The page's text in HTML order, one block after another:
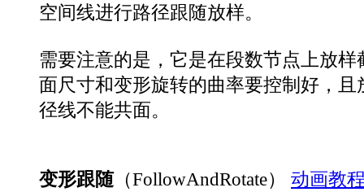
空间线进行路径跟随放样。
需要注意的是，它是在段数节点上放样
面尺寸和变形旋转的曲率要控制好，且
径线不能共面。
变形跟随（FollowAndRotate）
动画教